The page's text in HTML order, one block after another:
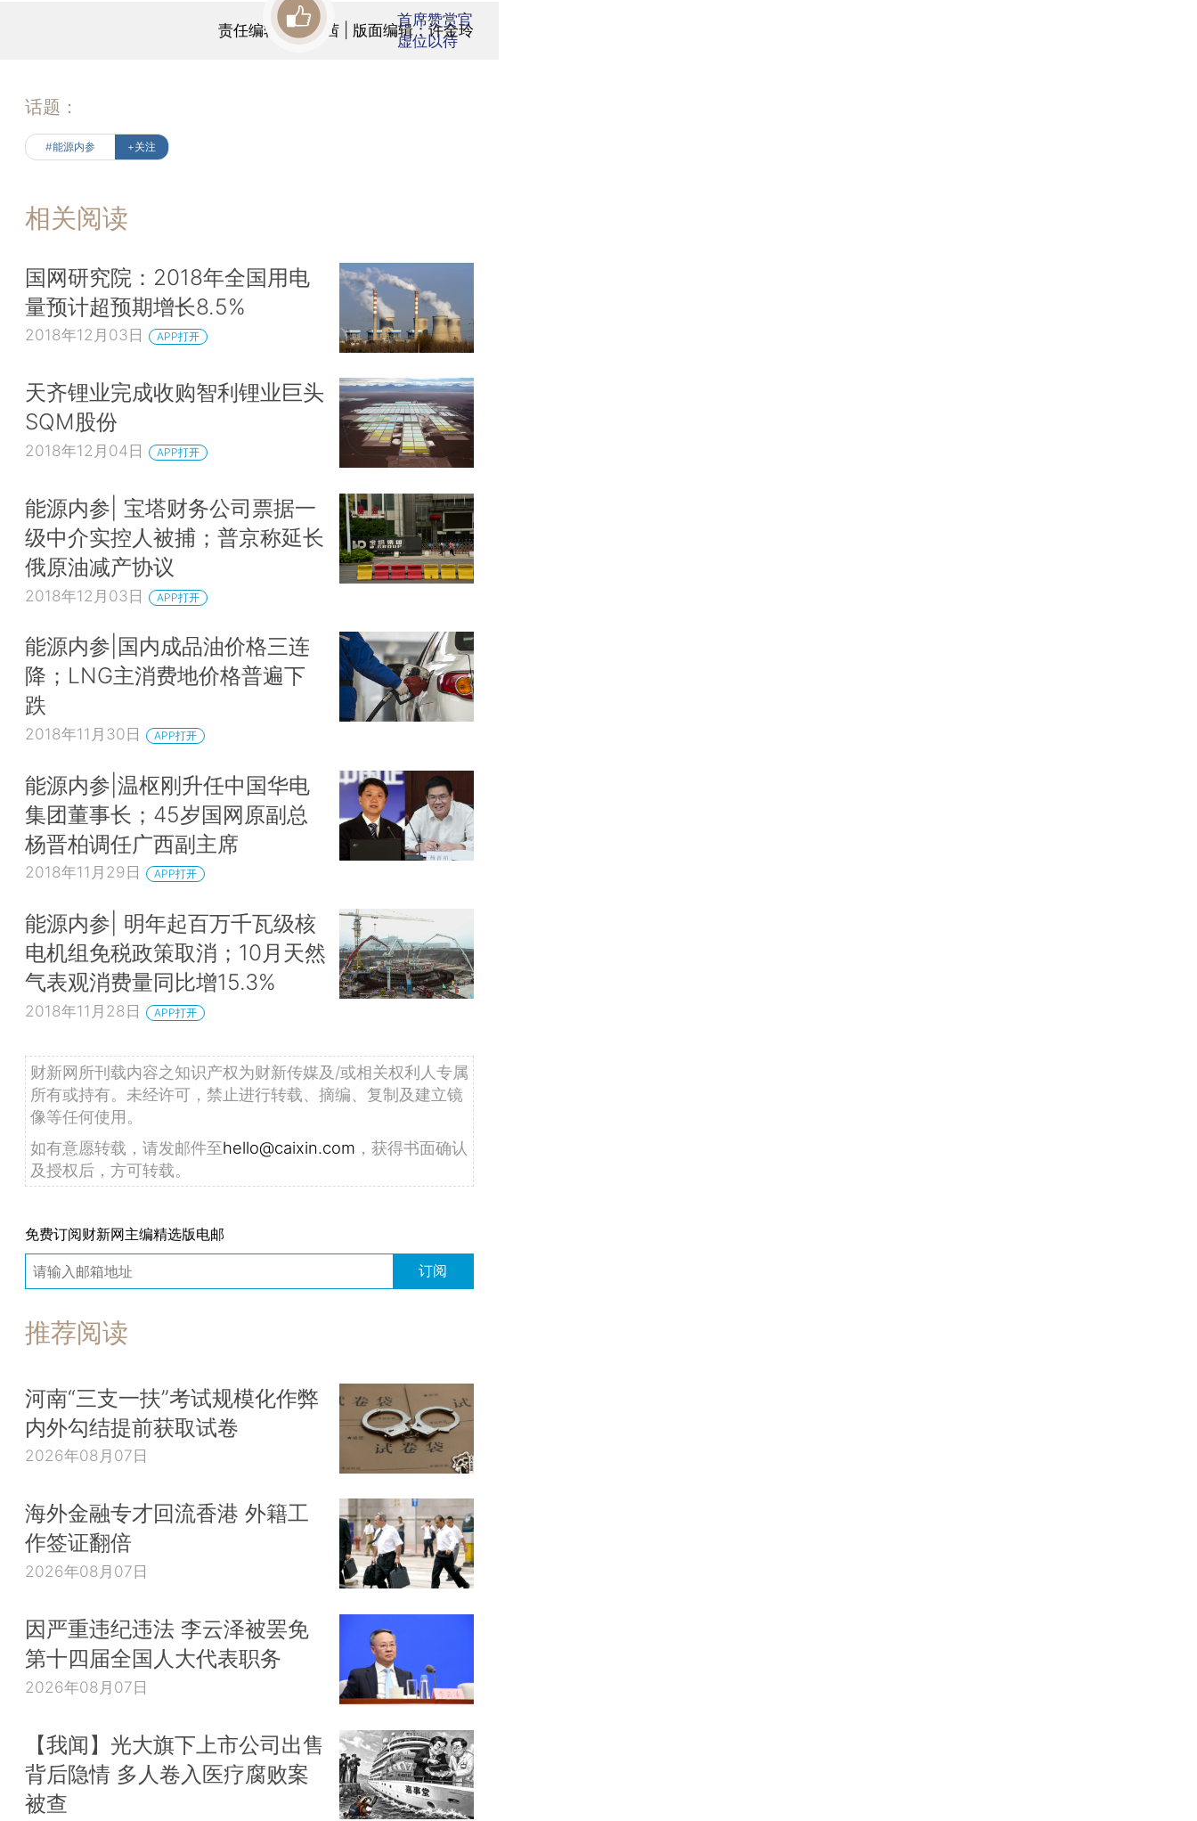
责任编辑：黄凯茜 | 版面编辑：许金玲
首席赞赏官
虚位以待
话题：
#能源内参 +关注
相关阅读
国网研究院：2018年全国用电
量预计超预期增长8.5%
2018年12月03日 APP打开
天齐锂业完成收购智利锂业巨头
SQM股份
2018年12月04日 APP打开
能源内参| 宝塔财务公司票据一
级中介实控人被捕；普京称延长
俄原油减产协议
2018年12月03日 APP打开
能源内参|国内成品油价格三连
降；LNG主消费地价格普遍下
跌
2018年11月30日 APP打开
能源内参|温枢刚升任中国华电
集团董事长；45岁国网原副总
杨晋柏调任广西副主席
2018年11月29日 APP打开
能源内参| 明年起百万千瓦级核
电机组免税政策取消；10月天然
气表观消费量同比增15.3%
2018年11月28日 APP打开
财新网所刊载内容之知识产权为财新传媒及/或相关权利人专属
所有或持有。未经许可，禁止进行转载、摘编、复制及建立镜
像等任何使用。
如有意愿转载，请发邮件至hello@caixin.com ，获得书面确认
及授权后，方可转载。
免费订阅财新网主编精选版电邮
订阅
推荐阅读
河南“三支一扶”考试规模化作弊
内外勾结提前获取试卷
2026年08月07日
海外金融专才回流香港 外籍工
作签证翻倍
2026年08月07日
因严重违纪违法 李云泽被罢免
第十四届全国人大代表职务
2026年08月07日
【我闻】光大旗下上市公司出售
背后隐情 多人卷入医疗腐败案
被查